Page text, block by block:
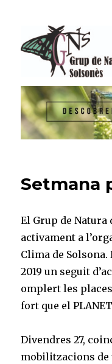
Grup de
Setmana
El Grup de
activament a
Clima de Solsona.
2019 un seguit
omplert les
fort que el
Divendres 27,
mobilitzacions de